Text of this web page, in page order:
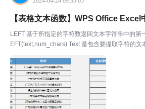
【表格文本函数】WPS Office Excel
LEFT 基于所指定的字符数返回文本字符串中的第
EFT(text,num_chars) Text 是包含要提取字符的